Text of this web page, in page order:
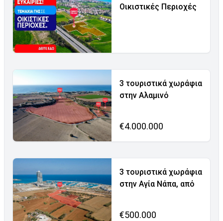
Οικιστικές Περιοχές
3 τουριστικά χωράφια
στην Αλαμινό
€4.000.000
3 τουριστικά χωράφια
στην Αγία Νάπα, από
€500.000